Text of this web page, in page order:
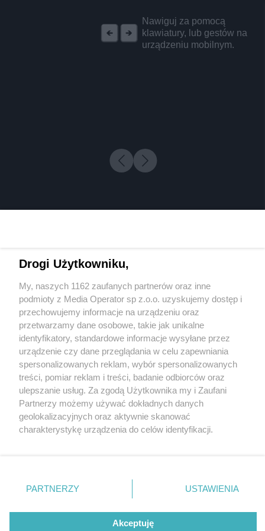
Nawiguj za pomocą
klawiatury, lub gestów na
urządzeniu mobilnym.
12 / 0
Wydawca mediów lokalnych
Nie zapomnij
zapoznać się z:
polityką prywatności regulamin korzystania z portali
Twojemiasto
Piekary Śląskie
Chorzów
Tarnowskie Góry
Gliwice
Skontakuj sięz nami
Kontakt
Wydawca
Redakcja
Drogi Użytkowniku,
My, naszych 1162 zaufanych partnerów oraz inne
podmioty z Media Operator sp z.o.o. uzyskujemy dostęp i
przechowujemy informacje na urządzeniu oraz
przetwarzamy dane osobowe, takie jak unikalne
identyfikatory, standardowe informacje wysyłane przez
urządzenie czy dane przeglądania w celu zapewniania
spersonalizowanych reklam, wybór spersonalizowanych
treści, pomiar reklam i treści, badanie odbiorców oraz
ulepszanie usług. Za zgodą Użytkownika my i Zaufani
Partnerzy możemy używać dokładnych danych
geolokalizacyjnych oraz aktywnie skanować
charakterystykę urządzenia do celów identyfikacji.
zmienić/wycofać klikając przycisk ustawień prywatności
znajdujący się w lewym dolnym rogu strony
rodzaje przetwarzania danych nie wymagają zgody
użytkownika, ale masz prawo sprzeciwić się takiemu
PARTNERZY USTAWIENIA
Akceptuję